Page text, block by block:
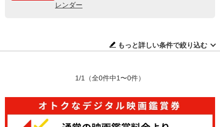
レンダー
もっと詳しい条件で絞り込む
1/1 （全0件中1〜0件）